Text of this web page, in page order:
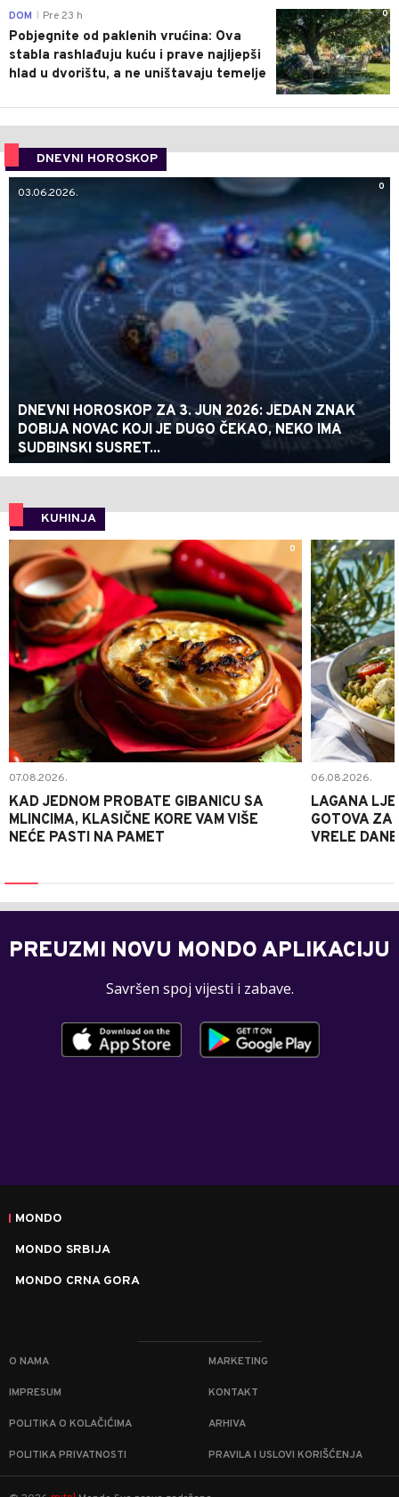
0
DOM Pre 23 h
Pobjegnite od paklenih vrućina: Ova
stabla rashlađuju kuću i prave najljepši
hlad u dvorištu, a ne uništavaju temelje
DNEVNI HOROSKOP
0
03.06.2026.
DNEVNI HOROSKOP ZA 3. JUN 2026: JEDAN ZNAK
DOBIJA NOVAC KOJI JE DUGO ČEKAO, NEKO IMA
SUDBINSKI SUSRET...
KUHINJA
0
07.08.2026.
KAD JEDNOM PROBATE GIBANICU SA
MLINCIMA, KLASIČNE KORE VAM VIŠE
NEĆE PASTI NA PAMET
06.08.2026.
LAGANA
GOTOVA ZA
VRELE DANE
PREUZMI NOVU MONDO APLIKACIJU
Savršen spoj vijesti i zabave.
MONDO
MONDO SRBIJA
MONDO CRNA GORA
O NAMA MARKETING
IMPRESUM KONTAKT
POLITIKA O KOLAČIĆIMA ARHIVA
POLITIKA PRIVATNOSTI PRAVILA I USLOVI KORIŠĆENJA